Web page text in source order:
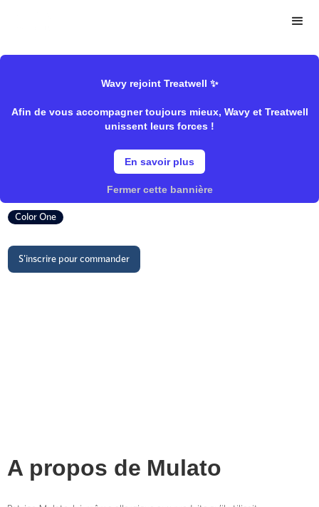
Wavy rejoint Treatwell ✨
Afin de vous accompagner toujours mieux, Wavy et Treatwell
unissent leurs forces !
En savoir plus
Fermer cette bannière
1.0 Brun Noir
Color One
S'inscrire pour commander
A propos de Mulato